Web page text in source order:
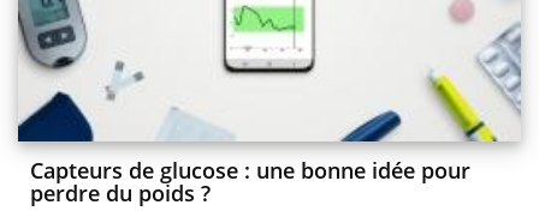
Capteurs de glucose : une bonne idée pour
perdre du poids ?